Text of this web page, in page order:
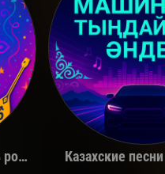
The
Казахские песни на день рождения Казахские